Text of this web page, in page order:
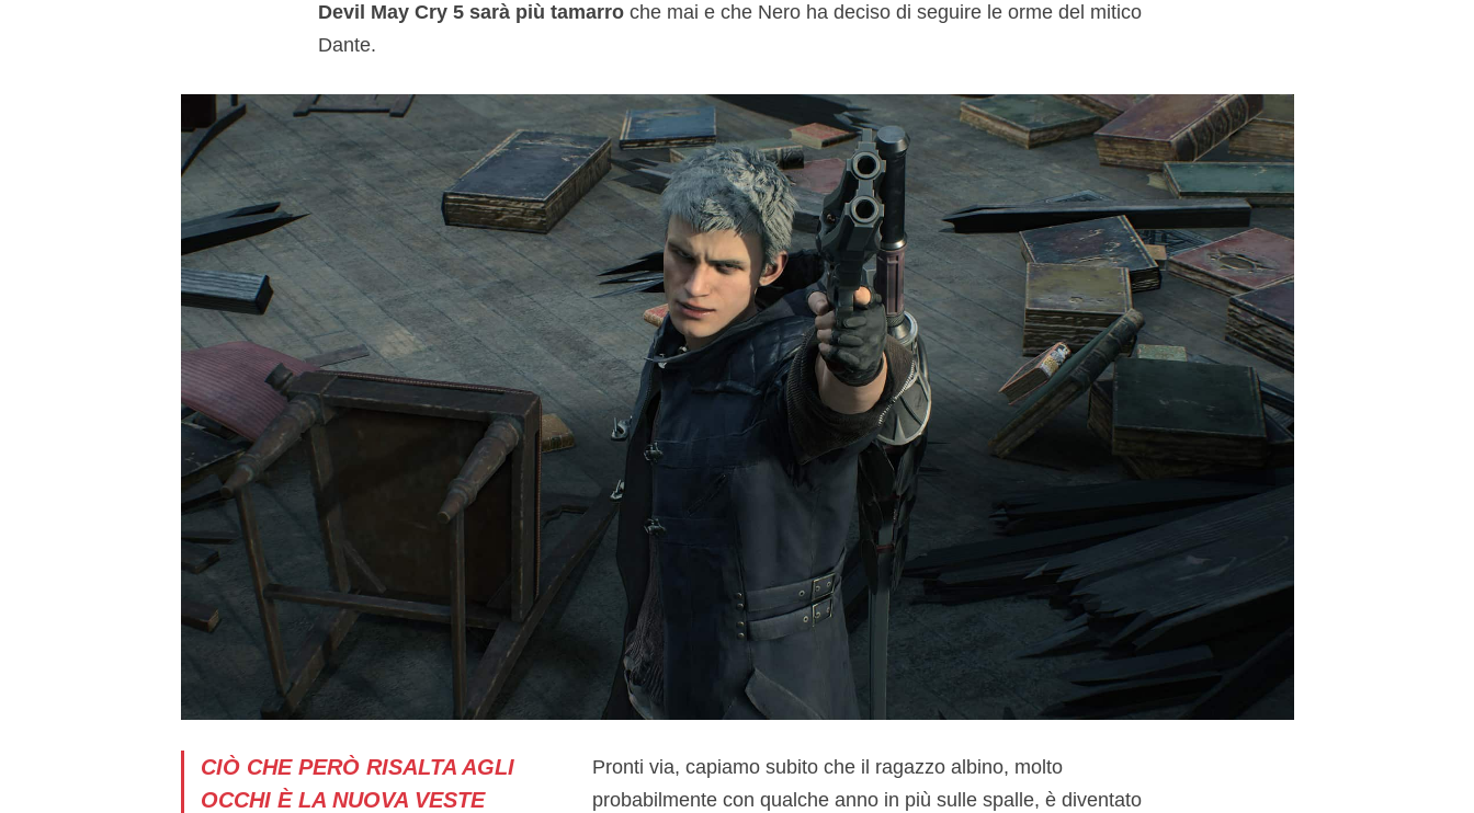
Devil May Cry 5 sarà più tamarroche mai e che Nero ha deciso di seguire le orme del mitico
Dante.
CIÒ CHE PERÒ RISALTA AGLI
OCCHI È LA NUOVA VESTE
Pronti via, capiamo subito che il ragazzo albino, molto
probabilmente con qualche anno in più sulle spalle, è diventato